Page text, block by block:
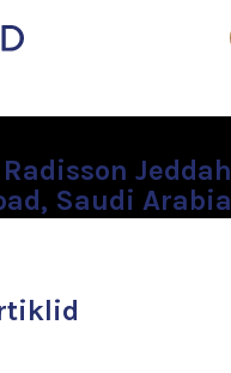
Jeddah
Saudi Arabia